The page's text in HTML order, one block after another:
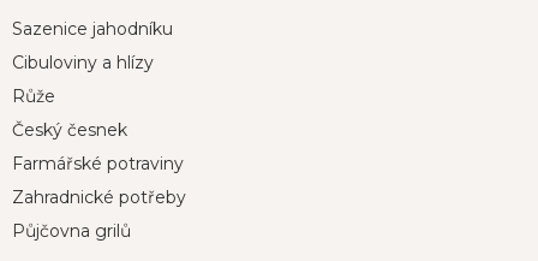
aSazenice jahodníku
Cibuloviny a hlízy
Růže
Český česnek
Farmářské potraviny
Zahradnické potřeby
Půjčovna grilů